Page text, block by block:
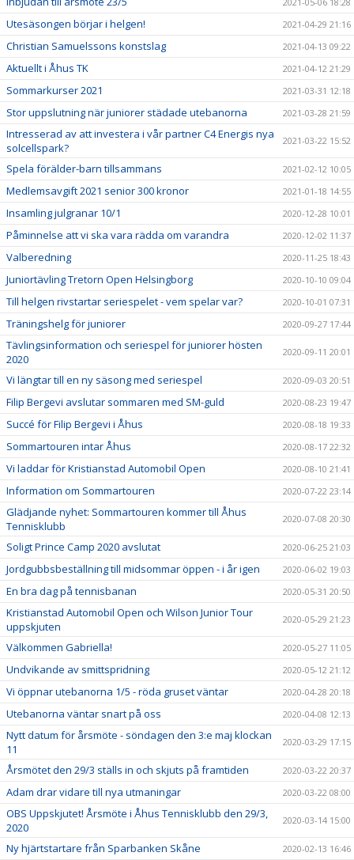
Utesäsongen börjar i helgen! 2021-04-29 21:16
Christian Samuelssons konstslag 2021-04-13 09:22
Aktuellt i Åhus TK 2021-04-12 21:29
Sommarkurser 2021 2021-03-31 12:18
Stor uppslutning när juniorer städade utebanorna 2021-03-28 21:59
Intresserad av att investera i vår partner C4 Energis nya
solcellspark?
2021-03-22 15:52
Spela förälder-barn tillsammans 2021-02-12 10:05
Medlemsavgift 2021 senior 300 kronor 2021-01-18 14:55
Insamling julgranar 10/1 2020-12-28 10:01
Påminnelse att vi ska vara rädda om varandra 2020-12-02 11:37
Valberedning 2020-11-25 18:43
Juniortävling Tretorn Open Helsingborg 2020-10-10 09:04
Till helgen rivstartar seriespelet - vem spelar var? 2020-10-01 07:31
Träningshelg för juniorer 2020-09-27 17:44
Tävlingsinformation och seriespel för juniorer hösten
2020
2020-09-11 20:01
Vi längtar till en ny säsong med seriespel 2020-09-03 20:51
Filip Bergevi avslutar sommaren med SM-guld 2020-08-23 19:47
Succé för Filip Bergevi i Åhus 2020-08-18 19:33
Sommartouren intar Åhus 2020-08-17 22:32
Vi laddar för Kristianstad Automobil Open 2020-08-10 21:41
Information om Sommartouren 2020-07-22 23:14
Glädjande nyhet: Sommartouren kommer till Åhus
Tennisklubb
2020-07-08 20:30
Soligt Prince Camp 2020 avslutat 2020-06-25 21:03
Jordgubbsbeställning till midsommar öppen - i år igen 2020-06-02 19:03
En bra dag på tennisbanan 2020-05-31 20:50
Kristianstad Automobil Open och Wilson Junior Tour
uppskjuten
2020-05-29 21:23
Välkommen Gabriella! 2020-05-27 11:05
Undvikande av smittspridning 2020-05-12 21:12
Vi öppnar utebanorna 1/5 - röda gruset väntar 2020-04-28 20:18
Utebanorna väntar snart på oss 2020-04-08 12:13
Nytt datum för årsmöte - söndagen den 3:e maj klockan
11
2020-03-29 17:15
Årsmötet den 29/3 ställs in och skjuts på framtiden 2020-03-22 20:37
Adam drar vidare till nya utmaningar 2020-03-22 08:00
OBS Uppskjutet! Årsmöte i Åhus Tennisklubb den 29/3,
2020
2020-03-14 15:00
Ny hjärtstartare från Sparbanken Skåne 2020-02-13 16:46